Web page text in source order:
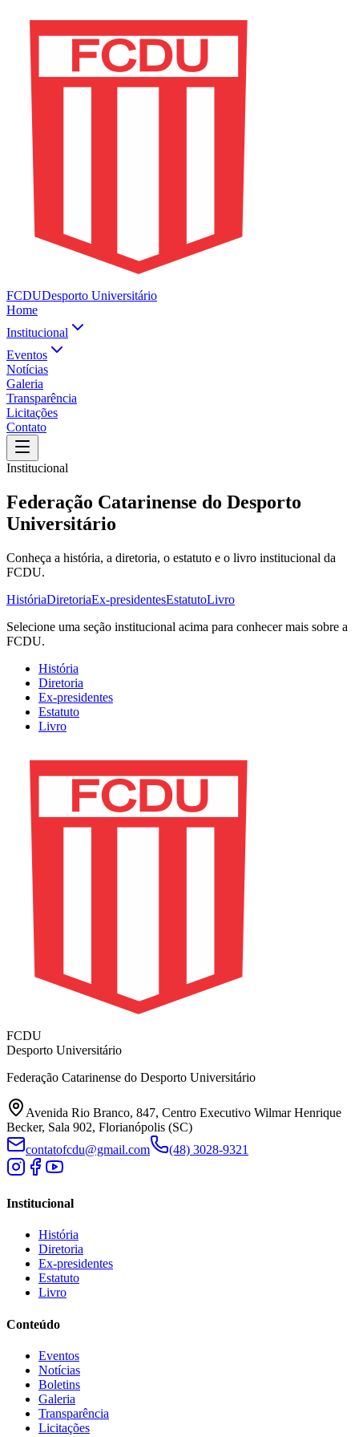
FCDUDesporto Universitário
Home
Institucional
Eventos
Notícias
Galeria
Transparência
Licitações
Contato
Institucional
Federação Catarinense do Desporto
Universitário
Conheça a história, a diretoria, o estatuto e o livro institucional da
FCDU.
HistóriaDiretoriaEx-presidentesEstatutoLivro
Selecione uma seção institucional acima para conhecer mais sobre a
FCDU.
História
Diretoria
Ex-presidentes
Estatuto
Livro
FCDU
Desporto Universitário
Federação Catarinense do Desporto Universitário
Avenida Rio Branco, 847, Centro Executivo Wilmar Henrique
Becker, Sala 902, Florianópolis (SC)
contatofcdu@gmail.com
(48) 3028-9321
Institucional
História
Diretoria
Ex-presidentes
Estatuto
Livro
Conteúdo
Eventos
Notícias
Boletins
Galeria
Transparência
Licitações